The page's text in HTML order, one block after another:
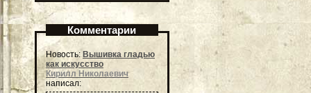
Комментарии
Новость: Вышивка гладью
как искусство
Кирилл Николаевич
написал: